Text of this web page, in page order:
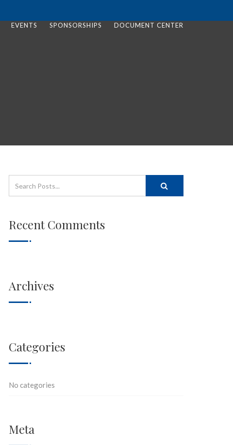
EVENTS SPONSORSHIPS DOCUMENT CENTER
Recent Comments
Archives
Categories
No categories
Meta